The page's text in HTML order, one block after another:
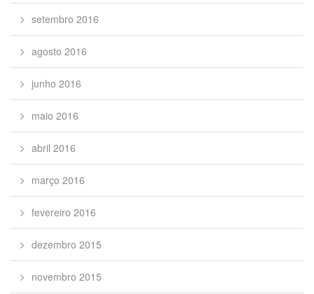
setembro 2016
agosto 2016
junho 2016
maio 2016
abril 2016
março 2016
fevereiro 2016
dezembro 2015
novembro 2015